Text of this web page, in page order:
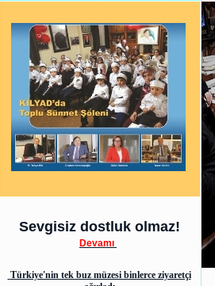
Sevgisiz dostluk olmaz!
Devamı
Türkiye'nin tek buz müzesi binlerce ziyaretçi